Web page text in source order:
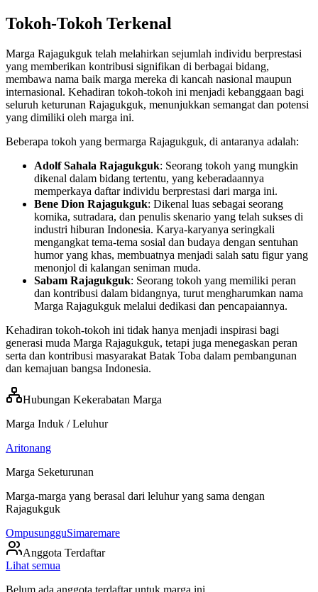
Tokoh-Tokoh Terkenal
Marga Rajagukguk telah melahirkan sejumlah individu berprestasi
yang memberikan kontribusi signifikan di berbagai bidang,
membawa nama baik marga mereka di kancah nasional maupun
internasional. Kehadiran tokoh-tokoh ini menjadi kebanggaan bagi
seluruh keturunan Rajagukguk, menunjukkan semangat dan potensi
yang dimiliki oleh marga ini.
Beberapa tokoh yang bermarga Rajagukguk, di antaranya adalah:
Adolf Sahala Rajagukguk: Seorang tokoh yang mungkin
dikenal dalam bidang tertentu, yang keberadaannya
memperkaya daftar individu berprestasi dari marga ini.
Bene Dion Rajagukguk: Dikenal luas sebagai seorang
komika, sutradara, dan penulis skenario yang telah sukses di
industri hiburan Indonesia. Karya-karyanya seringkali
mengangkat tema-tema sosial dan budaya dengan sentuhan
humor yang khas, membuatnya menjadi salah satu figur yang
menonjol di kalangan seniman muda.
Sabam Rajagukguk: Seorang tokoh yang memiliki peran
dan kontribusi dalam bidangnya, turut mengharumkan nama
Marga Rajagukguk melalui dedikasi dan pencapaiannya.
Kehadiran tokoh-tokoh ini tidak hanya menjadi inspirasi bagi
generasi muda Marga Rajagukguk, tetapi juga menegaskan peran
serta dan kontribusi masyarakat Batak Toba dalam pembangunan
dan kemajuan bangsa Indonesia.
Hubungan Kekerabatan Marga
Marga Induk / Leluhur
Aritonang
Marga Seketurunan
Marga-marga yang berasal dari leluhur yang sama dengan
Rajagukguk
OmpusungguSimaremare
Anggota Terdaftar
Lihat semua
Belum ada anggota terdaftar untuk marga ini.